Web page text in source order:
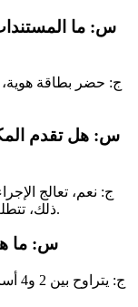
س: ما
ج: حضر بطاقة هوية،
س: هل تقدم
ج: نعم، تعالج
ذلك، تتطلب بعض الإجراءات المعقدة الذهاب إلى باستيا.
س: ما
ج: يتراوح بين 2 و4 أسابيع بعد تقديم الطلب. اختر